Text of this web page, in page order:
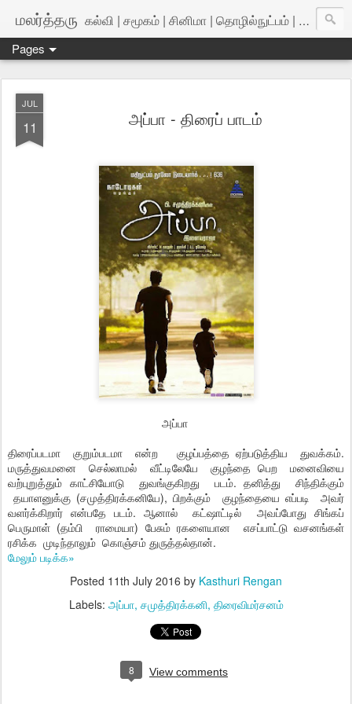
மலர்த்தரு கல்வி | சமூகம் | சினிமா | தொழில்நுட்பம் | அறிவியல்
Pages
JUL
11 அப்பா - திரைப் பாடம்
அப்பா
திரைப்படமா குறும்படமா என்ற குழப்பத்தை ஏற்படுத்திய துவக்கம்.
மருத்துவமனை செல்லாமல் வீட்டிலேயே குழந்தை பெற மனைவியை
வற்புறுத்தும் காட்சியோடு துவங்குகிறது படம். தனித்து சிந்திக்கும்
தயாளனுக்கு (சமுத்திரக்கனியே), பிறக்கும் குழந்தையை எப்படி அவர்
வளர்க்கிறார் என்பதே படம். ஆனால் கட்ஷாட்டில் அவப்போது சிங்கப்
பெருமாள் (தம்பி ராமையா) பேசும் ரகளையான எசப்பாட்டு வசனங்கள்
ரசிக்க முடிந்தாலும் கொஞ்சம் துருத்தல்தான்.
மேலும் படிக்க»
Posted 11th July 2016 by Kasthuri Rengan
Labels: அப்பா சமுத்திரக்கனி திரைவிமர்சனம்
8 View comments